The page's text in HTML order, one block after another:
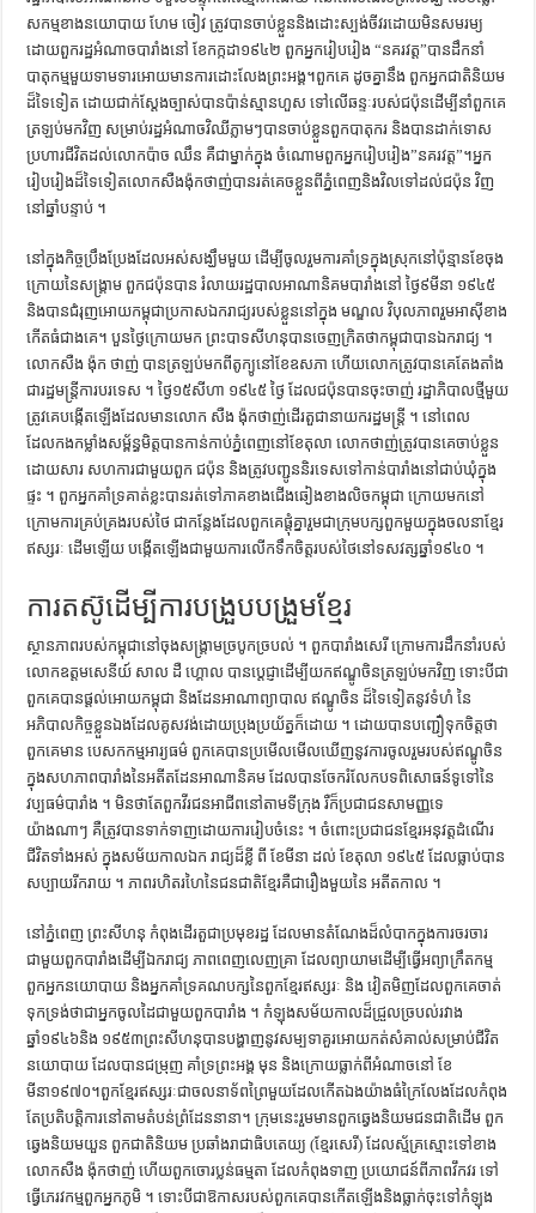
សកម្មខាងនយោបាយ ហែម ចៀវ ត្រូវបានចាប់ខ្លួននិងដោះស្បង់ចីវរដោយមិនសមរម្យ
ដោយពួករដ្ឋអំណាចបារាំងនៅ ខែកក្កដា១៩៤២ ពួកអ្នករៀបរៀង “នគរវត្ត”បានដឹកនាំ
បាតុកម្មមួយទាមទារអោយមានការដោះលែងព្រះអង្គ។ពួកគេ ដូចគ្នានឹង ពួកអ្នកជាតិនិយម
ដ៏ទៃទៀត ដោយជាក់ស្ដែងច្បាស់បានប៉ាន់ស្មានហួស ទៅលើឆន្ទៈរបស់ជប៉ុនដើម្បីនាំពួកគេ
ត្រឡប់មកវិញ សម្រាប់រដ្ឋអំណាចវិឈីភ្លាមៗបានចាប់ខ្លួនពួកបាតុករ និងបានដាក់ទោស
ប្រហារជីវិតដល់លោកប៉ាច ឈឹន គឺជាម្នាក់ក្នុង ចំណោមពួកអ្នករៀបរៀង”នគរវត្ត”។អ្នក
រៀបរៀងដ៏ទៃទៀតលោកសឺងង៉ុកថាញ់បានរត់គេចខ្លួនពីភ្នំពេញនិងវិលទៅដល់ជប៉ុន វិញ
នៅឆ្នាំបន្ទាប់ ។
នៅក្នុងកិច្ចប្រឹងប្រែងដែលអស់សង្ឃឹមមួយ ដើម្បីចូលរួមការគាំទ្រក្នុងស្រុកនៅប៉ុន្មានខែចុង
ក្រោយនៃសង្គ្រាម ពួកជប៉ុនបាន រំលាយរដ្ឋបាលអាណានិគមបារាំងនៅ ថ្ងៃ៩មីនា ១៩៤៥
និងបានជំរុញអោយកម្ពុជាប្រកាសឯករាជ្យរបស់ខ្លួននៅក្នុង មណ្ឌល វិបុលភាពរួមអាស៊ីខាង
កើតធំជាងគេ។ បួនថ្ងៃក្រោយមក ព្រះបាទសីហនុបានចេញក្រិតថាកម្ពុជាបានឯករាជ្យ ។
លោកសឺង ង៉ុក ថាញ់ បានត្រឡប់មកពីតូក្យូនៅខែឧសភា ហើយលោកត្រូវបានគេតែងតាំង
ជារដ្ឋមន្ត្រីការបរទេស ។ ថ្ងៃ១៥សីហា ១៩៤៥ ថ្ងៃ ដែលជប៉ុនបានចុះចាញ់ រដ្ឋាភិបាលថ្មីមួយ
ត្រូវគេបង្កើតឡើងដែលមានលោក សឺង ង៉ុកថាញ់ដើរតួជានាយករដ្ឋមន្ត្រី ។ នៅពេល
ដែលកងកម្លាំងសម្ព័ន្ធមិត្តបានកាន់កាប់ភ្នំពេញនៅខែតុលា លោកថាញ់ត្រូវបានគេចាប់ខ្លួន
ដោយសារ សហការជាមួយពួក ជប៉ុន និងត្រូវបញ្ជូននិរទេសទៅកាន់បារាំងនៅជាប់ឃុំក្នុង
ផ្ទះ ។ ពួកអ្នកគាំទ្រគាត់ខ្លះបានរត់ទៅភាគខាងជើងឆៀងខាងលិចកម្ពុជា ក្រោយមកនៅ
ក្រោមការគ្រប់គ្រងរបស់ថៃ ជាកន្លែងដែលពួកគេផ្ដុំគ្នារួមជាក្រុមបក្សពួកមួយក្នុងចលនាខ្មែរ
ឥស្សរៈ ដើមឡើយ បង្កើតឡើងជាមួយការលើកទឹកចិត្តរបស់ថៃនៅទសវត្សឆ្នាំ១៩៤០ ។
ការតស៊ូដើម្បីការបង្រួបបង្រួមខ្មែរ
ស្ថានភាពរបស់កម្ពុជានៅចុងសង្គ្រាមច្របូកច្របល់ ។ ពួកបារាំងសេរី ក្រោមការដឹកនាំរបស់
លោកឧត្តមសេនីយ៍ សាល ដឺ ហ្គោល បានប្ដេជ្ញាដើម្បីយកឥណ្ឌូចិនត្រឡប់មកវិញ ទោះបីជា
ពួកគេបានផ្ដល់អោយកម្ពុជា និងដែនអាណាព្យាបាល ឥណ្ឌូចិន ដ៏ទៃទៀតនូវទំហំ នៃ
អភិបាលកិច្ចខ្លួនឯងដែលគូសវង់ដោយប្រុងប្រយ័ត្នក៏ដោយ ។ ដោយបានបញ្ជឿទុកចិត្តថា
ពួកគេមាន បេសកកម្មអារ្យធម៌ ពួកគេបានប្រមើលមើលឃើញនូវការចូលរួមរបស់ឥណ្ឌូចិន
ក្នុងសហភាពបារាំងនៃអតីតដែនអាណានិគម ដែលបានចែករំលែកបទពិសោធន៍ទូទៅនៃ
វប្បធម៌បារាំង ។ មិនថាតែពួកវីរជនអាជីពនៅតាមទីក្រុង រឺក៏ប្រជាជនសាមញ្ញទេ
យ៉ាងណាៗ គឺត្រូវបានទាក់ទាញដោយការរៀបចំនេះ ។ ចំពោះប្រជាជនខ្មែរអនុវត្តដំណើរ
ជីវិតទាំងអស់ ក្នុងសម័យកាលឯក រាជ្យដ៏ខ្លី ពី ខែមីនា ដល់ ខែតុលា ១៩៤៥ ដែលធ្លាប់បាន
សប្បាយរីករាយ ។ ភាពរហិតរហៃនៃជនជាតិខ្មែរគឺជារឿងមួយនៃ អតីតកាល ។
នៅភ្នំពេញ ព្រះសីហនុ កំពុងដើរតួជាប្រមុខរដ្ឋ ដែលមានតំណែងដ៏លំបាកក្នុងការចរចារ
ជាមួយពួកបារាំងដើម្បីឯករាជ្យ ភាពពេញលេញគ្រា ដែលព្យាយាមដើម្បីធ្វើអព្យាក្រឹតកម្ម
ពួកអ្នកនយោបាយ និងអ្នកគាំទ្រគណបក្សនៃពួកខ្មែរឥស្សរៈ និង វៀតមិញដែលពួកគេចាត់
ទុកទ្រង់ថាជាអ្នកចូលដៃជាមួយពួកបារាំង ។ កំឡុងសម័យកាលដ៏ជ្រួលច្របល់រវាង
ឆ្នាំ១៩៤៦និង ១៩៥៣ព្រះសីហនុបានបង្ហាញនូវសម្បទាគួរអោយកត់សំគាល់សម្រាប់ជីវិត
នយោបាយ ដែលបានជម្រុញ គាំទ្រព្រះអង្គ មុន និងក្រោយធ្លាក់ពីអំណាចនៅ ខែ
មីនា១៩៧០។ពួកខ្មែរឥស្សរៈជាចលនាទ័ពព្រៃមួយដែលកើតឯងយ៉ាងធំក្រៃលែងដែលកំពុង
តែប្រតិបត្តិការនៅតាមតំបន់ព្រំដែននានា។ ក្រុមនេះរួមមានពួកឆ្វេងនិយមជនជាតិដើម ពួក
ឆ្វេងនិយមយួន ពួកជាតិនិយម ប្រឆាំងរាជាធិបតេយ្យ (ខ្មែរសេរី) ដែលស្ម័គ្រស្មោះទៅខាង
លោកសឺង ង៉ុកថាញ់ ហើយពួកចោរប្លន់ធម្មតា ដែលកំពុងទាញ ប្រយោជន៍ពីភាពវឹកវរ ទៅ
ធ្វើភេរវកម្មពួកអ្នកភូមិ ។ ទោះបីជាឱកាសរបស់ពួកគេបានកើតឡើងនិងធ្លាក់ចុះទៅកំឡុង